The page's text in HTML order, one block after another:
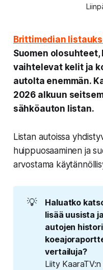
Brittimedian
Suomen
vaihtelevat kelit ja
autolta enemmän.
2026 alkuun
sähköauton listan.
Listan autoissa
huippuosaaminen ja
arvostama
💡
Haluatko
lisää uusista
autojen
vertailuja?
Liity